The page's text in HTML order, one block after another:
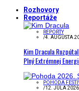
Rozhovory
Reportáže
REPORTY
/4. AUGUSTA
Kim Dracula
Plný Extrémnej
POHODA
/12. JÚLA 2026